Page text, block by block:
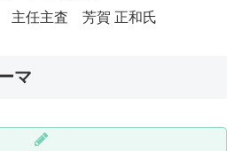
主任主査 芳賀 正和氏
マ